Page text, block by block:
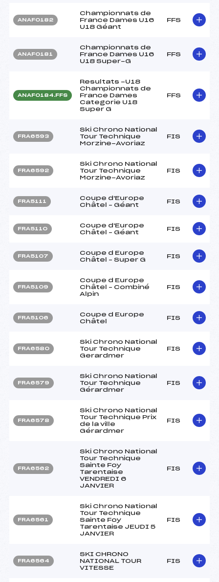
ANAF0182
Championnats de
France Dames U16
U18 Géant
FFS
ANAF0181
Championnats de
France Dames U16
U18 Super-G
FFS
ANAF0184.FFS
Resultats -U18
Championnats de
France Dames
Categorie U18
Super G
FFS
FRA6593
Ski Chrono National
Tour Technique
Morzine-Avoriaz
FIS
FRA6592
Ski Chrono National
Tour Technique
Morzine-Avoriaz
FIS
FRA5111
Coupe d'Europe
Châtel – Géant
FIS
FRA5110
Coupe d'Europe
Châtel – Géant
FIS
FRA5107
Coupe d Europe
Châtel – Super G
FIS
FRA5109
Coupe d Europe
Châtel – Combiné
Alpin
FIS
FRA5106
Coupe d Europe
Châtel
FIS
FRA6580
Ski Chrono National
Tour Technique
Gerardmer
FIS
FRA6579
Ski Chrono National
Tour Technique
Gérardmer
FIS
FRA6578
Ski Chrono National
Tour Technique Prix
de la ville
Gérardmer
FIS
FRA6562
Ski Chrono National
Tour Technique
Sainte Foy
Tarentaise
VENDREDI 6
JANVIER
FIS
FRA6561
Ski Chrono National
Tour Technique
Sainte Foy
Tarentaise JEUDI 5
JANVIER
FIS
FRA6564
SKI CHRONO
NATIONAL TOUR
VITESSE
FIS